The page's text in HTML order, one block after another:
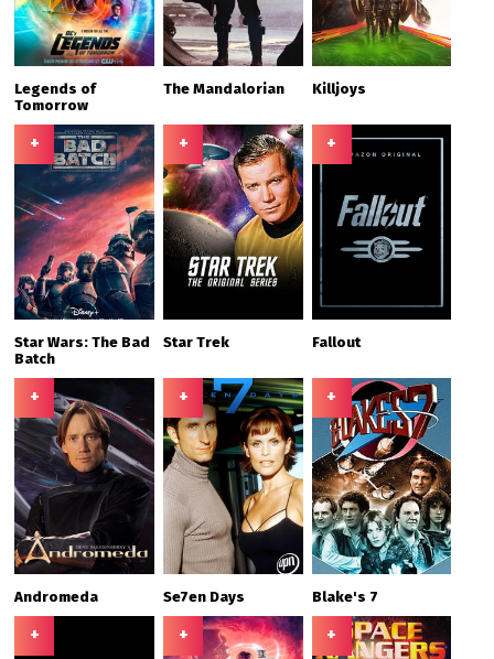
Legends of
Tomorrow
The Mandalorian Killjoys
+
Star Wars: The Bad
Batch
+
Star Trek
+
Fallout
+
Andromeda
+
Se7en Days
+
Blake's 7
+ + +